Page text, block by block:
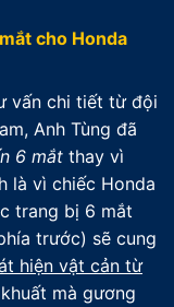
cho Honda
vấn chi tiết từ đội
Anh Tùng đã
6 mắt thay vì
là vì chiếc Honda
trang bị 6 mắt
trước) sẽ cung
hiện vật cản từ
mà gương